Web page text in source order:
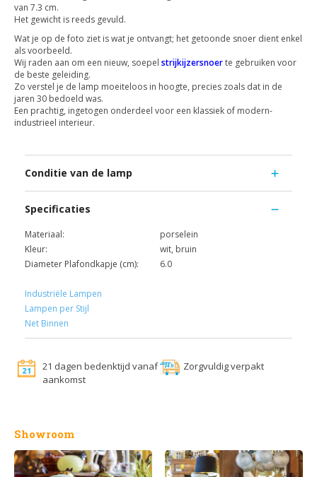
van 7.3 cm.
Het gewicht is reeds gevuld.
Wat je op de foto ziet is wat je ontvangt; het getoonde snoer dient enkel
als voorbeeld.
Wij raden aan om een nieuw, soepel strijkijzersnoerte gebruiken voor
de beste geleiding.
Zo verstel je de lamp moeiteloos in hoogte, precies zoals dat in de
jaren 30 bedoeld was.
Een prachtig, ingetogen onderdeel voor een klassiek of modern-
industrieel interieur.
Conditie van de lamp
Specificaties
Materiaal:
porselein
Kleur:
wit, bruin
Diameter Plafondkapje (cm):
6.0
Industriële Lampen
Lampen per Stijl
Net Binnen
21 dagen bedenktijd vanaf
aankomst
Zorgvuldig verpakt
Showroom